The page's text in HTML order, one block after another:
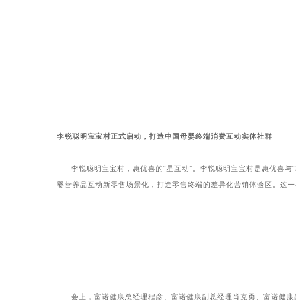
李锐聪明宝宝村正式启动，打造中国母婴终端消费互动实体社群
李锐聪明宝宝村，惠优喜的“星互动”。李锐聪明宝宝村是惠优喜与
婴营养品互动新零售场景化，打造零售终端的差异化营销体验区。这
会上，富诺健康总经理程彦、富诺健康副总经理肖克勇、富诺健康